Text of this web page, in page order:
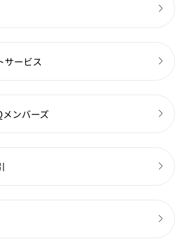
サービス
ンバーズ